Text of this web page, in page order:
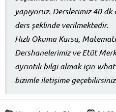
yapıyoruz. Derslerimiz 40
ders şeklinde verilmektedir.
Hızlı Okuma Kursu,
Dershanelerimiz ve Etüt
ayrıntılı bilgi almak için
bizimle iletişime